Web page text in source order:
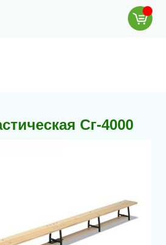
Сг-4000